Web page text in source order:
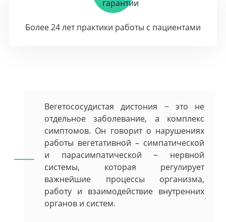
Более 24 лет практики работы с пациентами
Вегетососудистая дистония − это не
отдельное заболевание, а комплекс
симптомов. Он говорит о нарушениях
работы вегетативной – симпатической
и парасимпатической − нервной
системы, которая регулирует
важнейшие процессы организма,
работу и взаимодействие внутренних
органов и систем.